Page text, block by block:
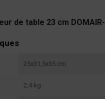
de table 23 cm DOMAIR-
25x31,5x35 cm
2,4 kg